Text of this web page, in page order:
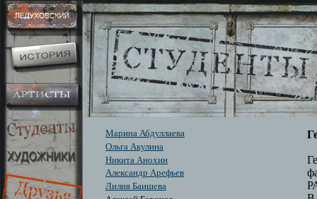
Марина Абдуллаева
Ольга Акулина
Никита Анохин
Александр Арефьев
Лилия Баишева